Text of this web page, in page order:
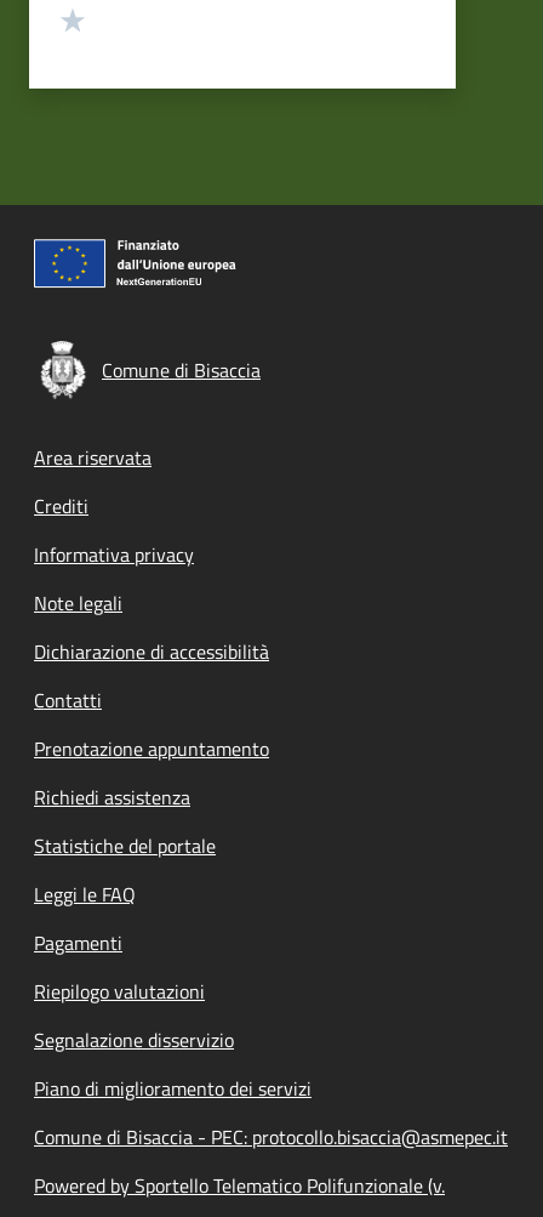
Comune di Bisaccia
Footer menu
Area riservata
Crediti
Informativa privacy
Note legali
Dichiarazione di accessibilità
Contatti
Prenotazione appuntamento
Richiedi assistenza
Statistiche del portale
Leggi le FAQ
Pagamenti
Riepilogo valutazioni
Segnalazione disservizio
Piano di miglioramento dei servizi
Comune di Bisaccia - PEC: protocollo.bisaccia@asmepec.it
Powered by Sportello Telematico Polifunzionale (v.